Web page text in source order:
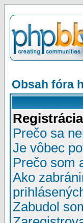
Obsah fóra
Prečo sa
Je vôbec
Prečo som
Ako
Zabudol